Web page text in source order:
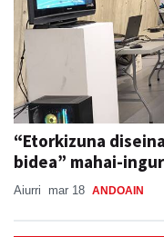
“Etorkizuna
bidea” mahai-
Aiurri mar 18 ANDOAIN